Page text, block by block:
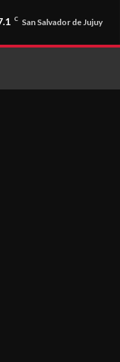
C San Salvador de Jujuy